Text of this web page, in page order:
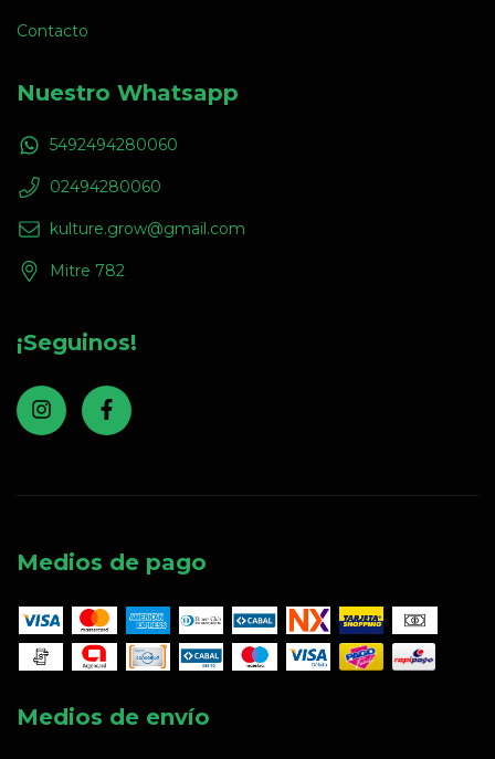
Contacto
Nuestro Whatsapp
5492494280060
02494280060
kulture.grow@gmail.com
Mitre 782
¡Seguinos!
Medios de pago
Medios de envío